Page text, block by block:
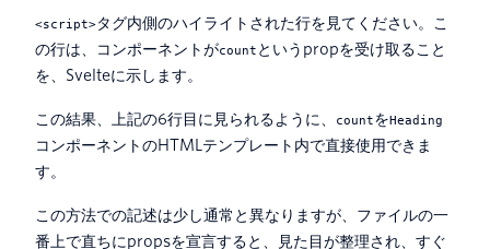
<script>タグ内側のハイライトされた行を見てください。こ
の行は、コンポーネントがcount というpropを受け取ること
を、Svelteに示します。
この結果、上記の6行目に見られるように、 countをHeading
コンポーネントのHTMLテンプレート内で直接使用できま
す。
この方法での記述は少し通常と異なりますが、ファイルの一
番上で直ちにpropsを宣言すると、見た目が整理され、すぐ